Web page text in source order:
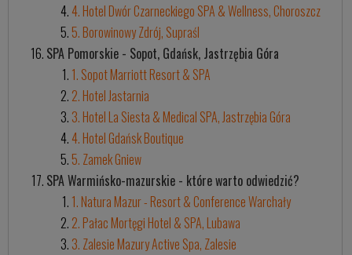
4. Hotel Dwór Czarneckiego SPA & Wellness, Choroszcz
5. Borowinowy Zdrój, Supraśl
SPA Pomorskie - Sopot, Gdańsk, Jastrzębia Góra
1. Sopot Marriott Resort & SPA
2. Hotel Jastarnia
3. Hotel La Siesta & Medical SPA, Jastrzębia Góra
4. Hotel Gdańsk Boutique
5. Zamek Gniew
SPA Warmińsko-mazurskie - które warto odwiedzić?
1. Natura Mazur - Resort & Conference Warchały
2. Pałac Mortęgi Hotel & SPA, Lubawa
3. Zalesie Mazury Active Spa, Zalesie